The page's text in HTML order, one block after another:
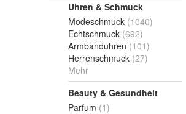
Uhren & Schmuck
Modeschmuck (1040)
Echtschmuck (692)
Armbanduhren (101)
Herrenschmuck (27)
Mehr
Beauty & Gesundheit
Parfum (1)